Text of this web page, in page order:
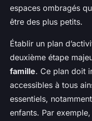
espaces ombragés
être des plus petits.
Établir un plan
deuxième étape
famille. Ce plan doit
accessibles à tous
essentiels,
enfants. Par